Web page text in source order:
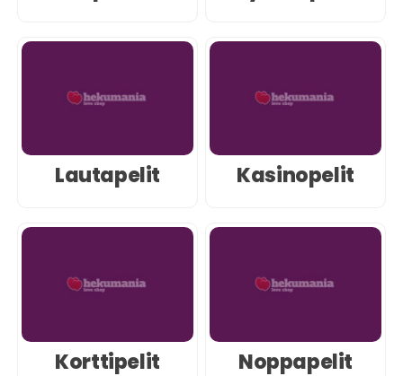
Lautapelit Kasinopelit
Korttipelit Noppapelit